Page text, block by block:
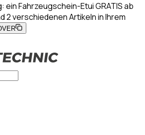
ein Fahrzeugschein-Etui GRATIS ab
2 verschiedenen Artikeln in Ihrem